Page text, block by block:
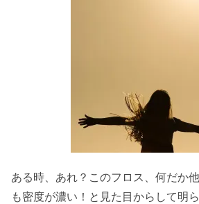
ある時、あれ？このフロス、何だか
も密度が濃い！と見た目からして明